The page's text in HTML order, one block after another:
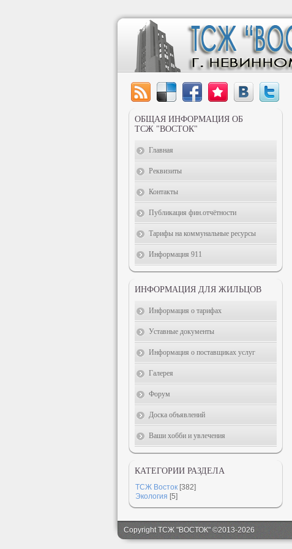
ОБЩАЯ ИНФОРМАЦИЯ ОБ
ТСЖ "ВОСТОК"
Главная
Реквизиты
Контакты
Публикация фин.отчётности
Тарифы на коммунальные ресурсы
Информация 911
ИНФОРМАЦИЯ ДЛЯ ЖИЛЬЦОВ
Информация о тарифах
Уставные документы
Информация о поставщиках услуг
Галерея
Форум
Доска объявлений
Ваши хобби и увлечения
КАТЕГОРИИ РАЗДЕЛА
ТСЖ Восток [382]
Экология [5]
Copyright ТСЖ "ВОСТОК" ©2013-2026